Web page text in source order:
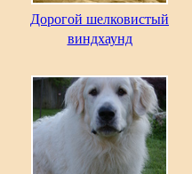
Дорогой шелковистый
виндхаунд